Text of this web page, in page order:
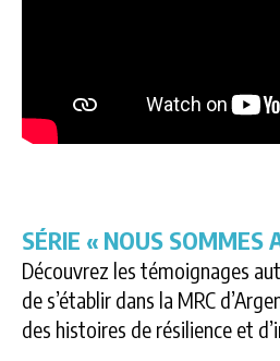
SÉRIE « NOUS SOMMES
Découvrez les témoignages
de s’établir dans la MRC
des histoires de résilience et